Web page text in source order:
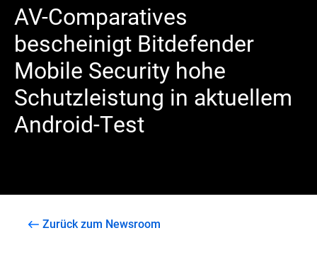
AV-Comparatives
bescheinigt Bitdefender
Mobile Security hohe
Schutzleistung in aktuellem
Android-Test
Zurück zum Newsroom